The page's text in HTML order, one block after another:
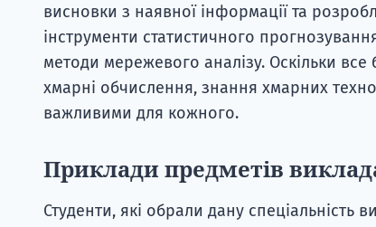
висновки з наявної інформації та
інструменти статистичного
методи мережевого аналізу. Оскільки все
хмарні обчислення, знання хмарних
важливими для кожного.
Приклади предметів
Студенти, які обрали дану спеціальність